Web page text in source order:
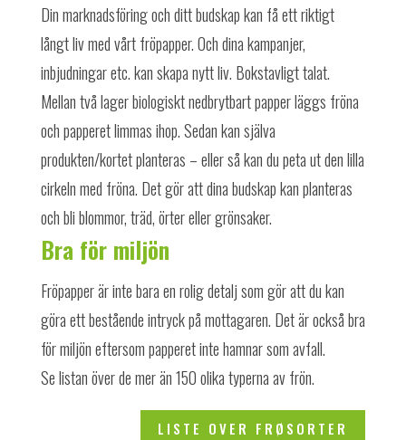
Din marknadsföring och ditt budskap kan få ett riktigt
långt liv med vårt fröpapper. Och dina kampanjer,
inbjudningar etc. kan skapa nytt liv. Bokstavligt talat.
Mellan två lager biologiskt nedbrytbart papper läggs fröna
och papperet limmas ihop. Sedan kan själva
produkten/kortet planteras – eller så kan du peta ut den lilla
cirkeln med fröna. Det gör att dina budskap kan planteras
och bli blommor, träd, örter eller grönsaker.
Bra för miljön
Fröpapper är inte bara en rolig detalj som gör att du kan
göra ett bestående intryck på mottagaren. Det är också bra
för miljön eftersom papperet inte hamnar som avfall.
Se listan över de mer än 150 olika typerna av frön.
LISTE OVER FRØSORTER